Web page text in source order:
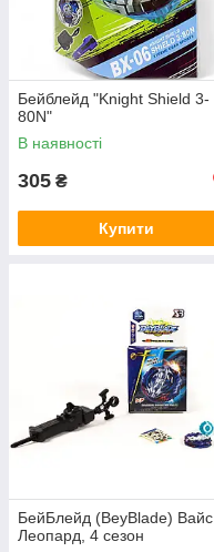
Бейблейд "Knight Shield 3-
80N"
В наявності
305 ₴
Купити
БейБлейд (BeyBlade) Вайс
Леопард, 4 сезон